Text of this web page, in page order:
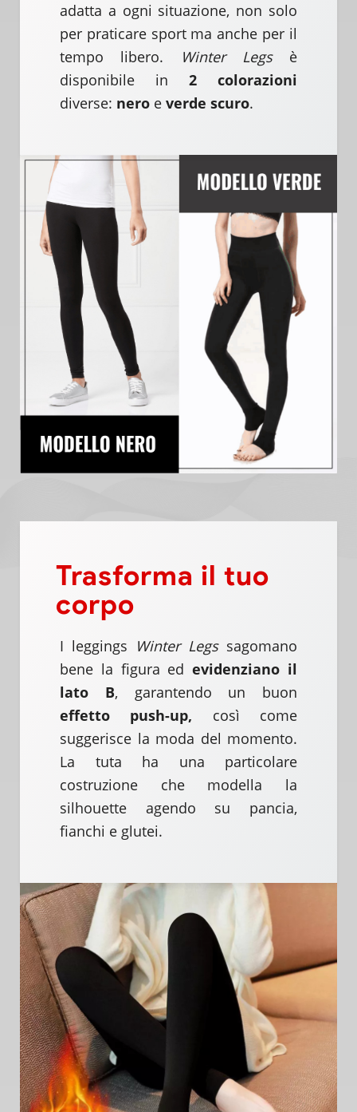
adatta a ogni situazione, non solo
per praticare sport ma anche per il
tempo libero.
Winter Legsè
disponibile in 2 colorazioni
diverse: nero e verde scuro.
Trasforma il tuo
corpo
I leggings Winter Legssagomano
bene la figura edevidenziano il
lato B, garantendo un buon
effetto push-up, così come
suggerisce la moda del momento.
La tuta ha una particolare
costruzione che modella la
silhouette agendo su pancia,
fianchi e glutei.